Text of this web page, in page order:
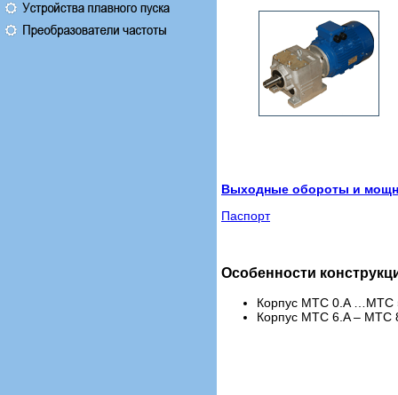
Выходные обороты и
Паспорт
Особенности
Корпус MTC 0.A …MTC
Корпус MTC 6.A – MTC